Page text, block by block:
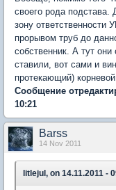
своего рода
зону ответственности
прорывом труб до
собственник. А тут
ставили, вот сами и
протекающий)
Сообщение
10:21
Barss
14 Nov 2011
litlejul, on 14.11.2011 -